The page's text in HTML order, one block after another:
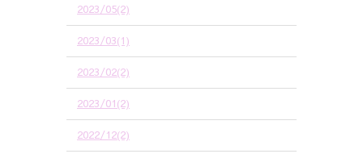
2023/05(2)
2023/03(1)
2023/02(2)
2023/01(2)
2022/12(2)